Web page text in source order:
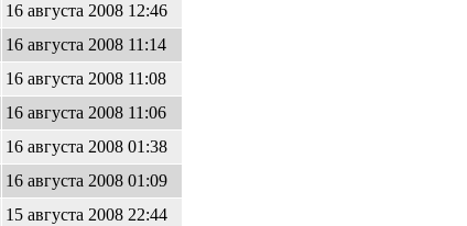
16 августа 2008 12:46
16 августа 2008 11:14
16 августа 2008 11:08
16 августа 2008 11:06
16 августа 2008 01:38
16 августа 2008 01:09
15 августа 2008 22:44